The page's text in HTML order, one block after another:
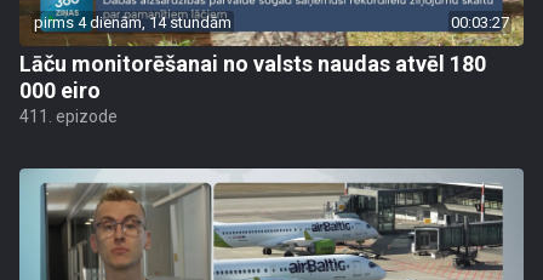
pirms 4 dienām, 14 stundām 00:03:27
Lāču monitorēšanai no valsts naudas atvēl 180
000 eiro
411. epizode